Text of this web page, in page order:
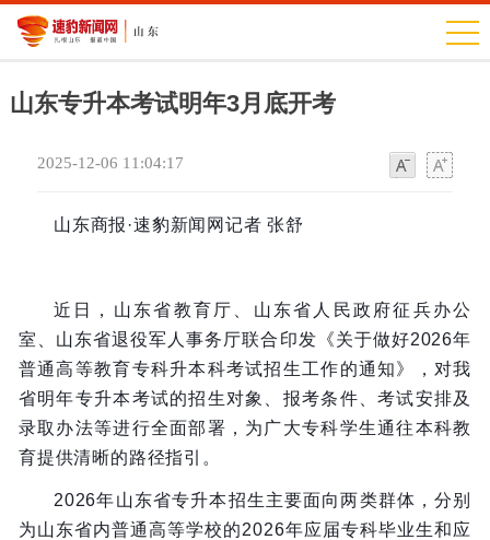
山东专升本考试明年3月底开考
2025-12-06 11:04:17
山东商报·速豹新闻网记者 张舒
近日，山东省教育厅、山东省人民政府征兵办公
室、山东省退役军人事务厅联合印发《关于做好2026年
普通高等教育专科升本科考试招生工作的通知》，对我
省明年专升本考试的招生对象、报考条件、考试安排及
录取办法等进行全面部署，为广大专科学生通往本科教
育提供清晰的路径指引。
2026年山东省专升本招生主要面向两类群体，分别
为山东省内普通高等学校的2026年应届专科毕业生和应